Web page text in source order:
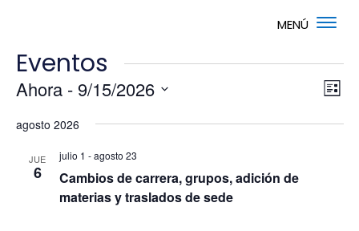
Eventos
de
Lista
Ahora - 9/15/2026
la
agosto 2026
JUE
6
Cambios de carrera, grupos, adición de
materias y traslados de sede
julio 1 -agosto 23